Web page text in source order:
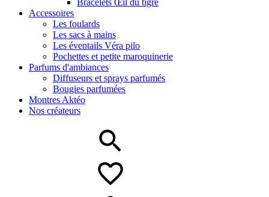
Bracelets Œil du tigre
Accessoires
Les foulards
Les sacs à mains
Les éventails Véra pilo
Pochettes et petite maroquinerie
Parfums d'ambiances
Diffuseurs et sprays parfumés
Bougies parfumées
Montres Aktéo
Nos créateurs